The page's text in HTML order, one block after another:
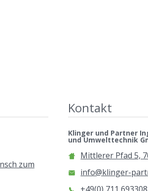
zum
Kontakt
Klinger und Partner
und Umwelttechnik
Mittlerer Pfad 5,
info@klinger-